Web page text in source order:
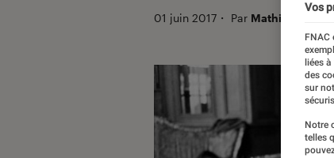
01 juin 2017 ・ Par Mathieu M.
Vos
FNAC
liées
des
sur
Notre
telles